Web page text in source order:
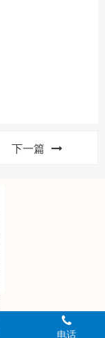
下一篇
reserved
书》 证书编号：(豫)-非
电话